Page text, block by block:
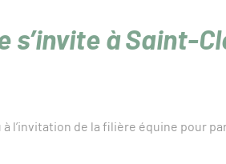
à Saint-
l’invitation de la filière équine pour